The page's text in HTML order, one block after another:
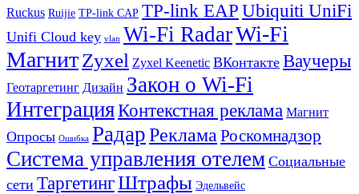
Ruckus Ruijie TP-link CAP TP-link EAP Ubiquiti UniFi
Unifi Cloud key vlan Wi-Fi RadarWi-Fi
МагнитZyxel Zyxel Keenetic ВКонтакте Ваучеры
Геотаргетинг Дизайн Закон о Wi-Fi
ИнтеграцияКонтекстная реклама Магнит
Опросы Ошибка РадарРеклама Роскомнадзор
Система управления отелем Социальные
сети ТаргетингШтрафы Эдельвейс